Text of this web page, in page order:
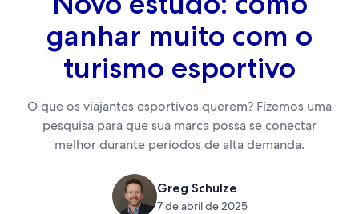
ganhar muito com o
turismo esportivo
O que os viajantes esportivos querem? Fizemos uma
pesquisa para que sua marca possa se conectar
melhor durante períodos de alta demanda.
Greg Schulze
7 de abril de 2025